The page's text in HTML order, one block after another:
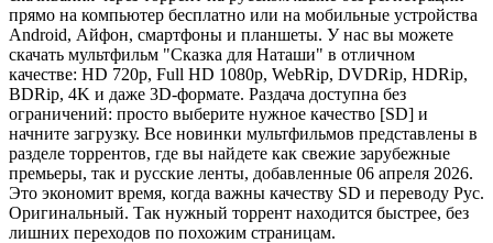
прямо на компьютер бесплатно или на мобильные устройства
Android, Айфон, смартфоны и планшеты. У нас вы можете
скачать мультфильм "Сказка для Наташи" в отличном
качестве: HD 720p, Full HD 1080p, WebRip, DVDRip, HDRip,
BDRip, 4K и даже 3D-формате. Раздача доступна без
ограничений: просто выберите нужное качество [SD] и
начните загрузку. Все новинки мультфильмов представлены в
разделе торрентов, где вы найдете как свежие зарубежные
премьеры, так и русские ленты, добавленные 06 апреля 2026.
Это экономит время, когда важны качеству SD и переводу Рус.
Оригинальный. Так нужный торрент находится быстрее, без
лишних переходов по похожим страницам.